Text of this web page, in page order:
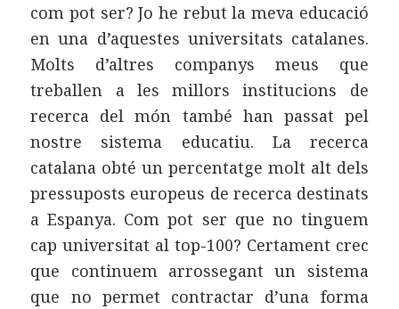
com pot ser? Jo he rebut la meva educació
en una d’aquestes universitats catalanes.
Molts d’altres companys meus que
treballen a les millors institucions de
recerca del món també han passat pel
nostre sistema educatiu. La recerca
catalana obté un percentatge molt alt dels
pressuposts europeus de recerca destinats
a Espanya. Com pot ser que no tinguem
cap universitat al top-100? Certament crec
que continuem arrossegant un sistema
que no permet contractar d’una forma